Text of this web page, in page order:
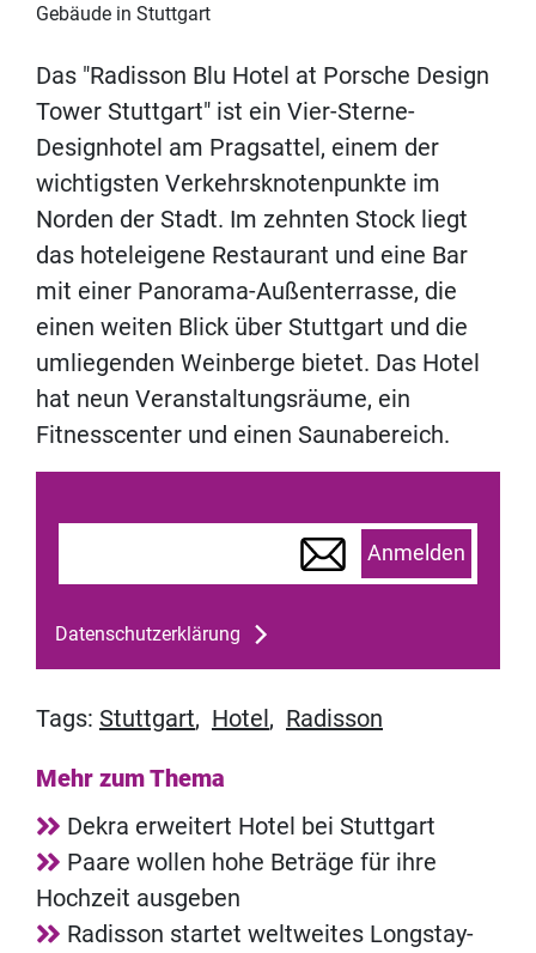
Gebäude in Stuttgart
Das "Radisson Blu Hotel at Porsche Design
Tower Stuttgart" ist ein Vier-Sterne-
Designhotel am Pragsattel, einem der
wichtigsten Verkehrsknotenpunkte im
Norden der Stadt. Im zehnten Stock liegt
das hoteleigene Restaurant und eine Bar
mit einer Panorama-Außenterrasse, die
einen weiten Blick über Stuttgart und die
umliegenden Weinberge bietet. Das Hotel
hat neun Veranstaltungsräume, ein
Fitnesscenter und einen Saunabereich.
Anmelden
Datenschutzerklärung
Tags: Stuttgart, Hotel, Radisson
Mehr zum Thema
Dekra erweitert Hotel bei Stuttgart
Paare wollen hohe Beträge für ihre
Hochzeit ausgeben
Radisson startet weltweites Longstay-